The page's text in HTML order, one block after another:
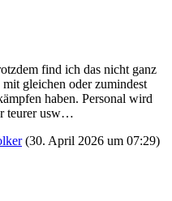
find ich das nicht ganz
gleichen oder zumindest
haben. Personal wird
teurer usw…
(30. April 2026 um 07:29)